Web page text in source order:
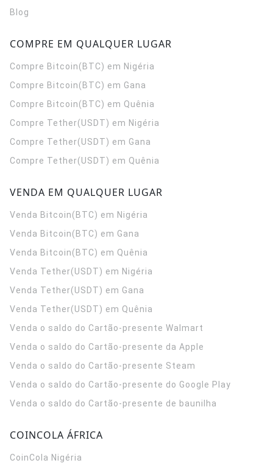
Blog
COMPRE EM QUALQUER LUGAR
Compre Bitcoin(BTC) em Nigéria
Compre Bitcoin(BTC) em Gana
Compre Bitcoin(BTC) em Quênia
Compre Tether(USDT) em Nigéria
Compre Tether(USDT) em Gana
Compre Tether(USDT) em Quênia
VENDA EM QUALQUER LUGAR
Venda Bitcoin(BTC) em Nigéria
Venda Bitcoin(BTC) em Gana
Venda Bitcoin(BTC) em Quênia
Venda Tether(USDT) em Nigéria
Venda Tether(USDT) em Gana
Venda Tether(USDT) em Quênia
Venda o saldo do Cartão-presente Walmart
Venda o saldo do Cartão-presente da Apple
Venda o saldo do Cartão-presente Steam
Venda o saldo do Cartão-presente do Google Play
Venda o saldo do Cartão-presente de baunilha
COINCOLA ÁFRICA
CoinCola Nigéria